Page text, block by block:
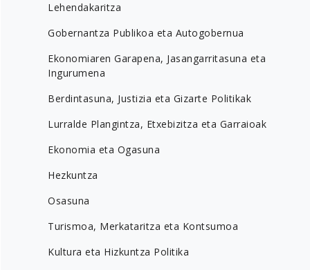
Lehendakaritza
Gobernantza Publikoa eta Autogobernua
Ekonomiaren Garapena, Jasangarritasuna eta
Ingurumena
Berdintasuna, Justizia eta Gizarte Politikak
Lurralde Plangintza, Etxebizitza eta Garraioak
Ekonomia eta Ogasuna
Hezkuntza
Osasuna
Turismoa, Merkataritza eta Kontsumoa
Kultura eta Hizkuntza Politika